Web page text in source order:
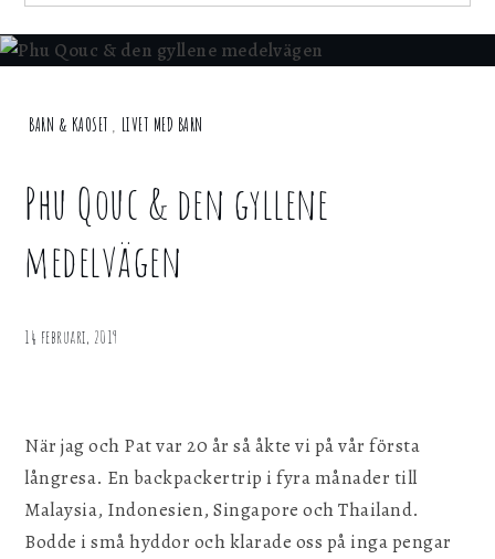
Home
Kaoset
Phu Qouc &
den gyllene
medelvägen
BARN & KAOSET , LIVET MED BARN
Phu Qouc & den gyllene
medelvägen
14 februari, 2019
När jag och Pat var 20 år så åkte vi på vår första
långresa. En backpackertrip i fyra månader till
Malaysia, Indonesien, Singapore och Thailand.
Bodde i små hyddor och klarade oss på inga pengar
för att webbplatsen ska fungera.
Statistik
information och funktionalitet vill vi samla in
Marknadsföring
Genom att dela ditt surfbeteende på vår
och erbjudanden.